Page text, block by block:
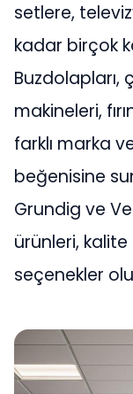
setlere,
kadar birçok
Buzdolapları,
makineleri,
farklı marka
beğenisine
Grundig ve
ürünleri,
seçenekler